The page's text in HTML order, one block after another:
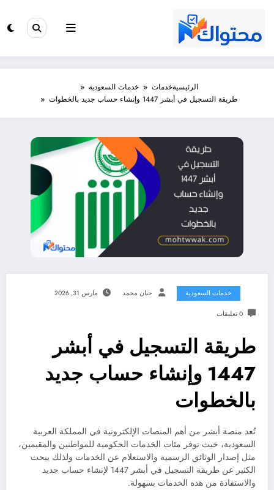
الرئيسيةخدمات
خدمات السعودية
طريقة التسجيل في أبشر 1447 وإنشاء حساب جديد بالخطوات
خدمات السعودية حنان محمد مارس 31, 2026
0 تعليقات
طريقة التسجيل في أبشر
1447 وإنشاء حساب جديد
بالخطوات
تُعد منصة أبشر من أهم المنصات الإلكترونية في المملكة العربية
السعودية، حيث توفر مئات الخدمات الحكومية للمواطنين والمقيمين،
مثل إصدار الوثائق الرسمية والاستعلام عن الخدمات ولذلك يبحث
الكثير عن طريقة التسجيل في أبشر 1447 لإنشاء حساب جديد
والاستفادة من هذه الخدمات بسهولة.